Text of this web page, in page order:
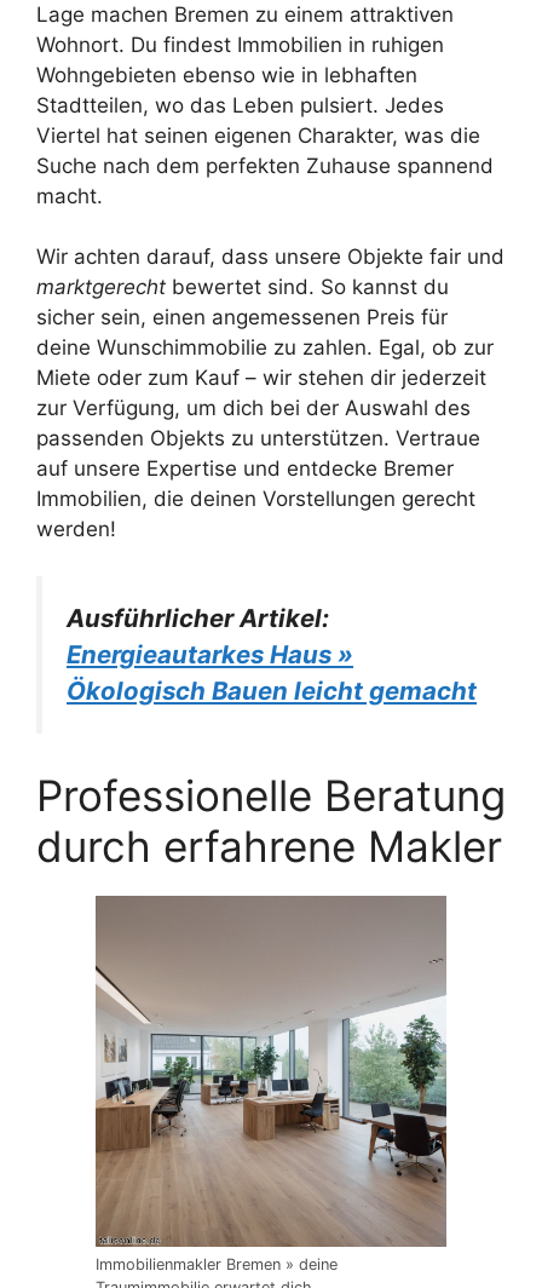
Lage machen Bremen zu einem attraktiven
Wohnort. Du findest Immobilien in ruhigen
Wohngebieten ebenso wie in lebhaften
Stadtteilen, wo das Leben pulsiert. Jedes
Viertel hat seinen eigenen Charakter, was die
Suche nach dem perfekten Zuhause spannend
macht.
Wir achten darauf, dass unsere Objekte fair und
marktgerecht bewertet sind. So kannst du
sicher sein, einen angemessenen Preis für
deine Wunschimmobilie zu zahlen. Egal, ob zur
Miete oder zum Kauf – wir stehen dir jederzeit
zur Verfügung, um dich bei der Auswahl des
passenden Objekts zu unterstützen. Vertraue
auf unsere Expertise und entdecke Bremer
Immobilien, die deinen Vorstellungen gerecht
werden!
Ausführlicher Artikel:
Energieautarkes Haus »
Ökologisch Bauen leicht gemacht
Professionelle Beratung
durch erfahrene Makler
Immobilienmakler Bremen » deine